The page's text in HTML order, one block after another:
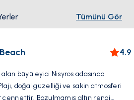
Tümünü Gör
4.9
büyüleyici Nisyros adasında
doğal güzelliği ve sakin atmosferi
Bozulmamış altın rengi